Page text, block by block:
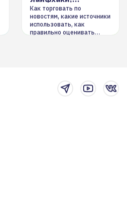
инструменты
Как торговать по
новостям, какие источники
использовать, как
правильно оценивать